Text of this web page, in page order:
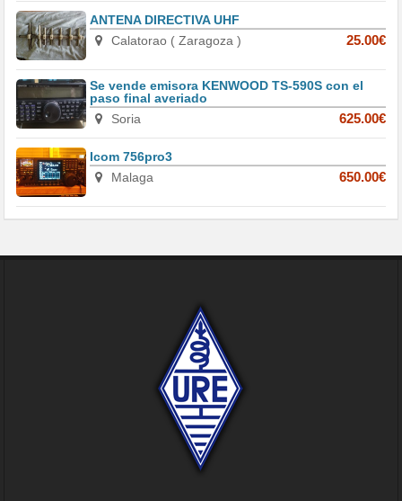
ANTENA DIRECTIVA UHF
Calatorao ( Zaragoza )
25.00€
Se vende emisora KENWOOD TS-590S con el
paso final averiado
Soria
625.00€
Icom 756pro3
Malaga
650.00€